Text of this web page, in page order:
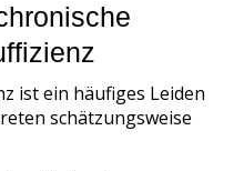
ist ein häufiges Leiden
schätzungsweise